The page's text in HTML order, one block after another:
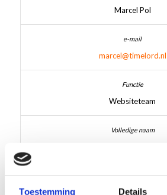
Toestemming Details
Marcel Pol
marcel@timelord.nl
Websiteteam
k.stap@planet.nl